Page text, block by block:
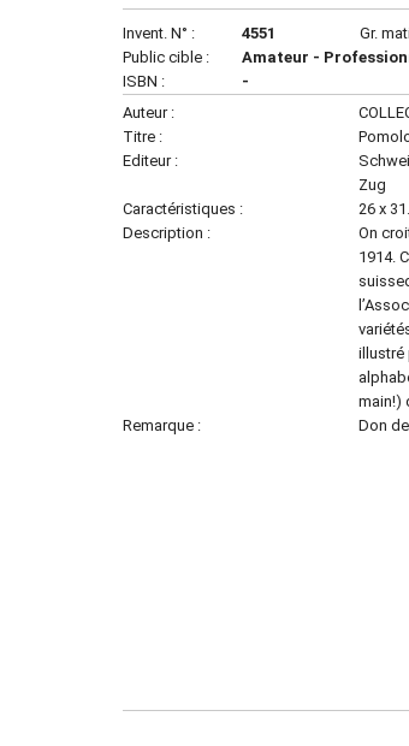
Invent. N° : 4551 Gr.
Public cible :
Amateur -
ISBN :
-
Auteur :
Titre :
Editeur :
Zug
Caractéristiques :
26 x
Description :
On
1914.
illustré
main!)
Remarque :
Don